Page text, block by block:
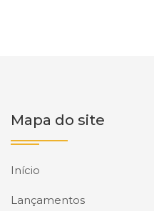
Mapa do site
Início
Lançamentos